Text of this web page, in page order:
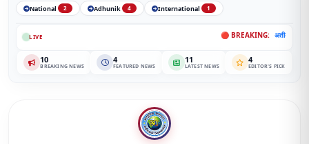
National
2 Adhunik 4 International 1
LIVE 🔴 BREAKING: अतीक अहमद के बेटे आबान
10
BREAKING NEWS
4
FEATURED NEWS
11
LATEST NEWS
4
EDITOR'S PICK